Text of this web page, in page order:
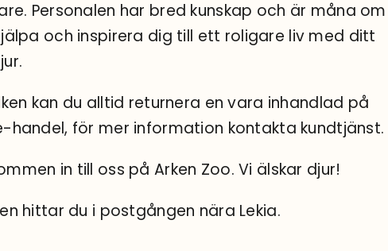
Personalen har bred kunskap och är måna om
och inspirera dig till ett roligare liv med ditt
kan du alltid returnera en vara inhandlad på
handel, för mer information kontakta kundtjänst.
in till oss på Arken Zoo. Vi älskar djur!
hittar du i postgången nära Lekia.